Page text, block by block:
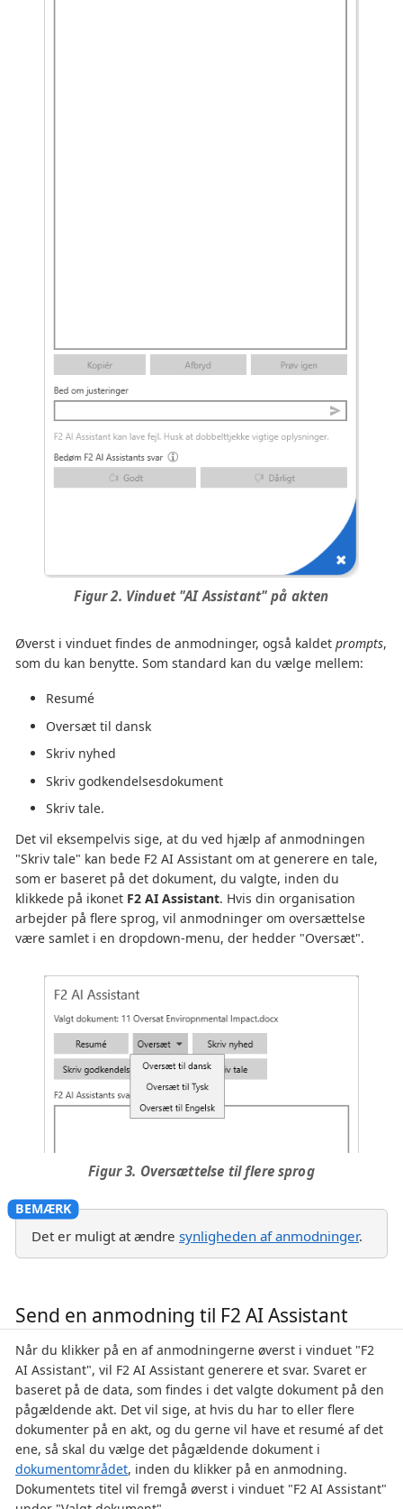
Figur 2. Vinduet "AI Assistant" på akten
Øverst i vinduet findes de anmodninger, også kaldet prompts,
som du kan benytte. Som standard kan du vælge mellem:
Resumé
Oversæt til dansk
Skriv nyhed
Skriv godkendelsesdokument
Skriv tale.
Det vil eksempelvis sige, at du ved hjælp af anmodningen
"Skriv tale" kan bede F2 AI Assistant om at generere en tale,
som er baseret på det dokument, du valgte, inden du
klikkede på ikonet F2 AI Assistant. Hvis din organisation
arbejder på flere sprog, vil anmodninger om oversættelse
være samlet i en dropdown-menu, der hedder "Oversæt".
Figur 3. Oversættelse til flere sprog
Det er muligt at ændre synligheden af anmodninger.
Send en anmodning til F2 AI Assistant
Når du klikker på en af anmodningerne øverst i vinduet "F2
AI Assistant", vil F2 AI Assistant generere et svar. Svaret er
baseret på de data, som findes i det valgte dokument på den
pågældende akt. Det vil sige, at hvis du har to eller flere
dokumenter på en akt, og du gerne vil have et resumé af det
ene, så skal du vælge det pågældende dokument i
dokumentområdet, inden du klikker på en anmodning.
Dokumentets titel vil fremgå øverst i vinduet "F2 AI Assistant"